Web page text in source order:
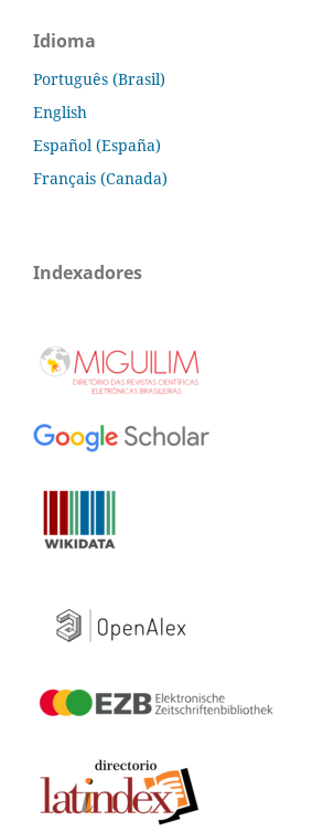
Idioma
Português (Brasil)
English
Español (España)
Français (Canada)
Indexadores